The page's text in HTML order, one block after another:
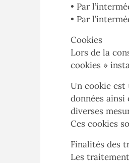
• Par
• Par
Cookies
Lors de la
cookies »
Un cookie
données
diverses
Ces cookies
Finalités des
Les